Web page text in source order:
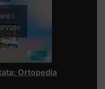
i
Ortopedia